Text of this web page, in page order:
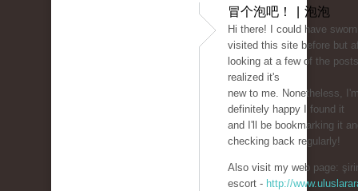
冒个泡吧！ | 泡泡
Hi there! I could have
visited this site before but
looking at a few of the
realized it's
new to me. Nonetheless,
definitely happy I found it
and I'll be bookmarking it
checking back regularly!
Also visit my web page:
escort - http://